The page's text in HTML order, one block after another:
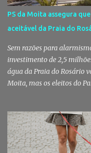
mundo. Mas, para os
muito mais do que
Livramento assinalou, no
com uma cerimónia
de Setúbal desta...
PS da Moita assegura
aceitável da Praia do
Sem razões para
investimento de 2,5
água da Praia do Rosário
Moita, mas os eleitos do
classificação de
Agência Portuguesa do
algumas informações de